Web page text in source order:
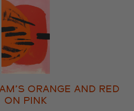
ORANGE AND RED
ON PINK